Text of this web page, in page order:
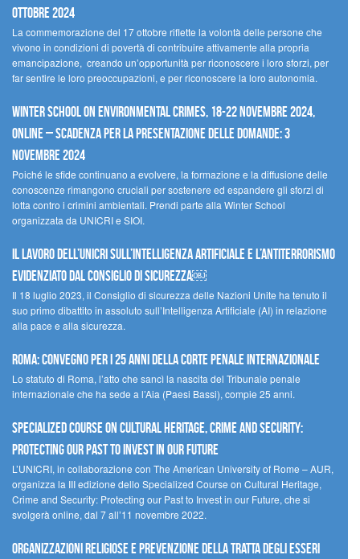
ottobre 2024
La commemorazione del 17 ottobre riflette la volontà delle persone che
vivono in condizioni di povertà di contribuire attivamente alla propria
emancipazione, creando un’opportunità per riconoscere i loro sforzi, per
far sentire le loro preoccupazioni, e per riconoscere la loro autonomia.
Winter School on Environmental Crimes, 18-22 novembre 2024,
Online – Scadenza per la presentazione delle domande: 3
novembre 2024
Poiché le sfide continuano a evolvere, la formazione e la diffusione delle
conoscenze rimangono cruciali per sostenere ed espandere gli sforzi di
lotta contro i crimini ambientali. Prendi parte alla Winter School
organizzata da UNICRI e SIOI.
Il lavoro dell’UNICRI sull’intelligenza artificiale e l’antiterrorismo
evidenziato dal Consiglio di Sicurezza￼
Il 18 luglio 2023, il Consiglio di sicurezza delle Nazioni Unite ha tenuto il
suo primo dibattito in assoluto sull’Intelligenza Artificiale (AI) in relazione
alla pace e alla sicurezza.
Roma: convegno per i 25 anni della Corte penale internazionale
Lo statuto di Roma, l’atto che sancì la nascita del Tribunale penale
internazionale che ha sede a l’Aia (Paesi Bassi), compie 25 anni.
Specialized Course on Cultural Heritage, Crime and Security:
Protecting our Past to Invest in our Future
L’UNICRI, in collaborazione con The American University of Rome – AUR,
organizza la III edizione dello Specialized Course on Cultural Heritage,
Crime and Security: Protecting our Past to Invest in our Future, che si
svolgerà online, dal 7 all’11 novembre 2022.
Organizzazioni religiose e prevenzione della tratta degli esseri